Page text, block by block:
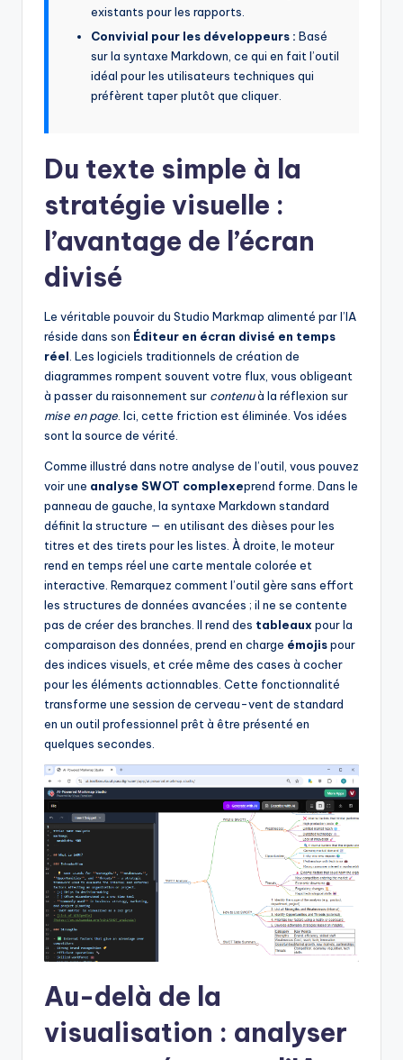
existants pour les rapports.
Convivial pour les développeurs : Basé
sur la syntaxe Markdown, ce qui en fait l’outil
idéal pour les utilisateurs techniques qui
préfèrent taper plutôt que cliquer.
Du texte simple à la
stratégie visuelle :
l’avantage de l’écran
divisé
Le véritable pouvoir du Studio Markmap alimenté par l’IA
réside dans son Éditeur en écran divisé en temps
réel . Les logiciels traditionnels de création de
diagrammes rompent souvent votre flux, vous obligeant
à passer du raisonnement sur contenuà la réflexion sur
mise en page . Ici, cette friction est éliminée. Vos idées
sont la source de vérité.
Comme illustré dans notre analyse de l’outil, vous pouvez
voir une analyse SWOT complexeprend forme. Dans le
panneau de gauche, la syntaxe Markdown standard
définit la structure — en utilisant des dièses pour les
titres et des tirets pour les listes. À droite, le moteur
rend en temps réel une carte mentale colorée et
interactive. Remarquez comment l’outil gère sans effort
les structures de données avancées ; il ne se contente
pas de créer des branches. Il rend des tableaux pour la
comparaison des données, prend en charge émojispour
des indices visuels, et crée même des cases à cocher
pour les éléments actionnables. Cette fonctionnalité
transforme une session de cerveau-vent de standard
en un outil professionnel prêt à être présenté en
quelques secondes.
Au-delà de la
visualisation : analyser